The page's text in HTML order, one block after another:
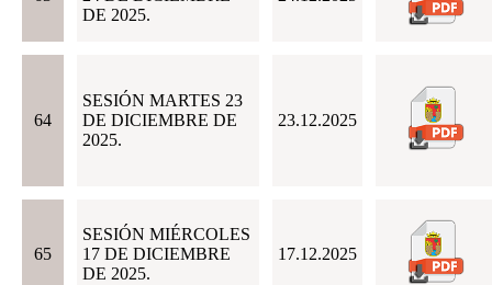
DE 2025.
64
SESIÓN MARTES 23
DE DICIEMBRE DE
2025.
23.12.2025
65
SESIÓN MIÉRCOLES
17 DE DICIEMBRE
DE 2025.
17.12.2025